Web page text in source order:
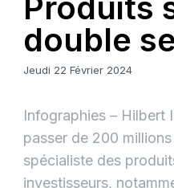
double
Jeudi 22 Février 2024
Infographies – Hilbert
passer de 200
spécialiste des
investisseurs,